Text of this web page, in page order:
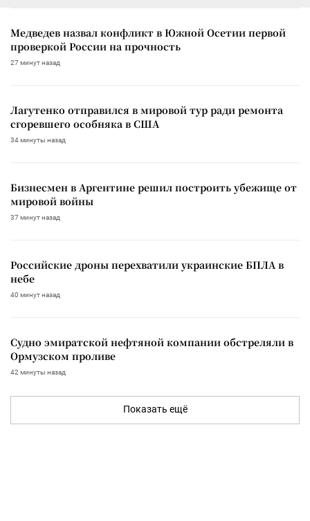
Медведев назвал конфликт в Южной Осетии первой
проверкой России на прочность
27 минут назад
Лагутенко отправился в мировой тур ради ремонта
сгоревшего особняка в США
34 минуты назад
Бизнесмен в Аргентине решил построить убежище от
мировой войны
37 минут назад
Российские дроны перехватили украинские БПЛА в
небе
40 минут назад
Судно эмиратской нефтяной компании обстреляли в
Ормузском проливе
42 минуты назад
Показать ещё